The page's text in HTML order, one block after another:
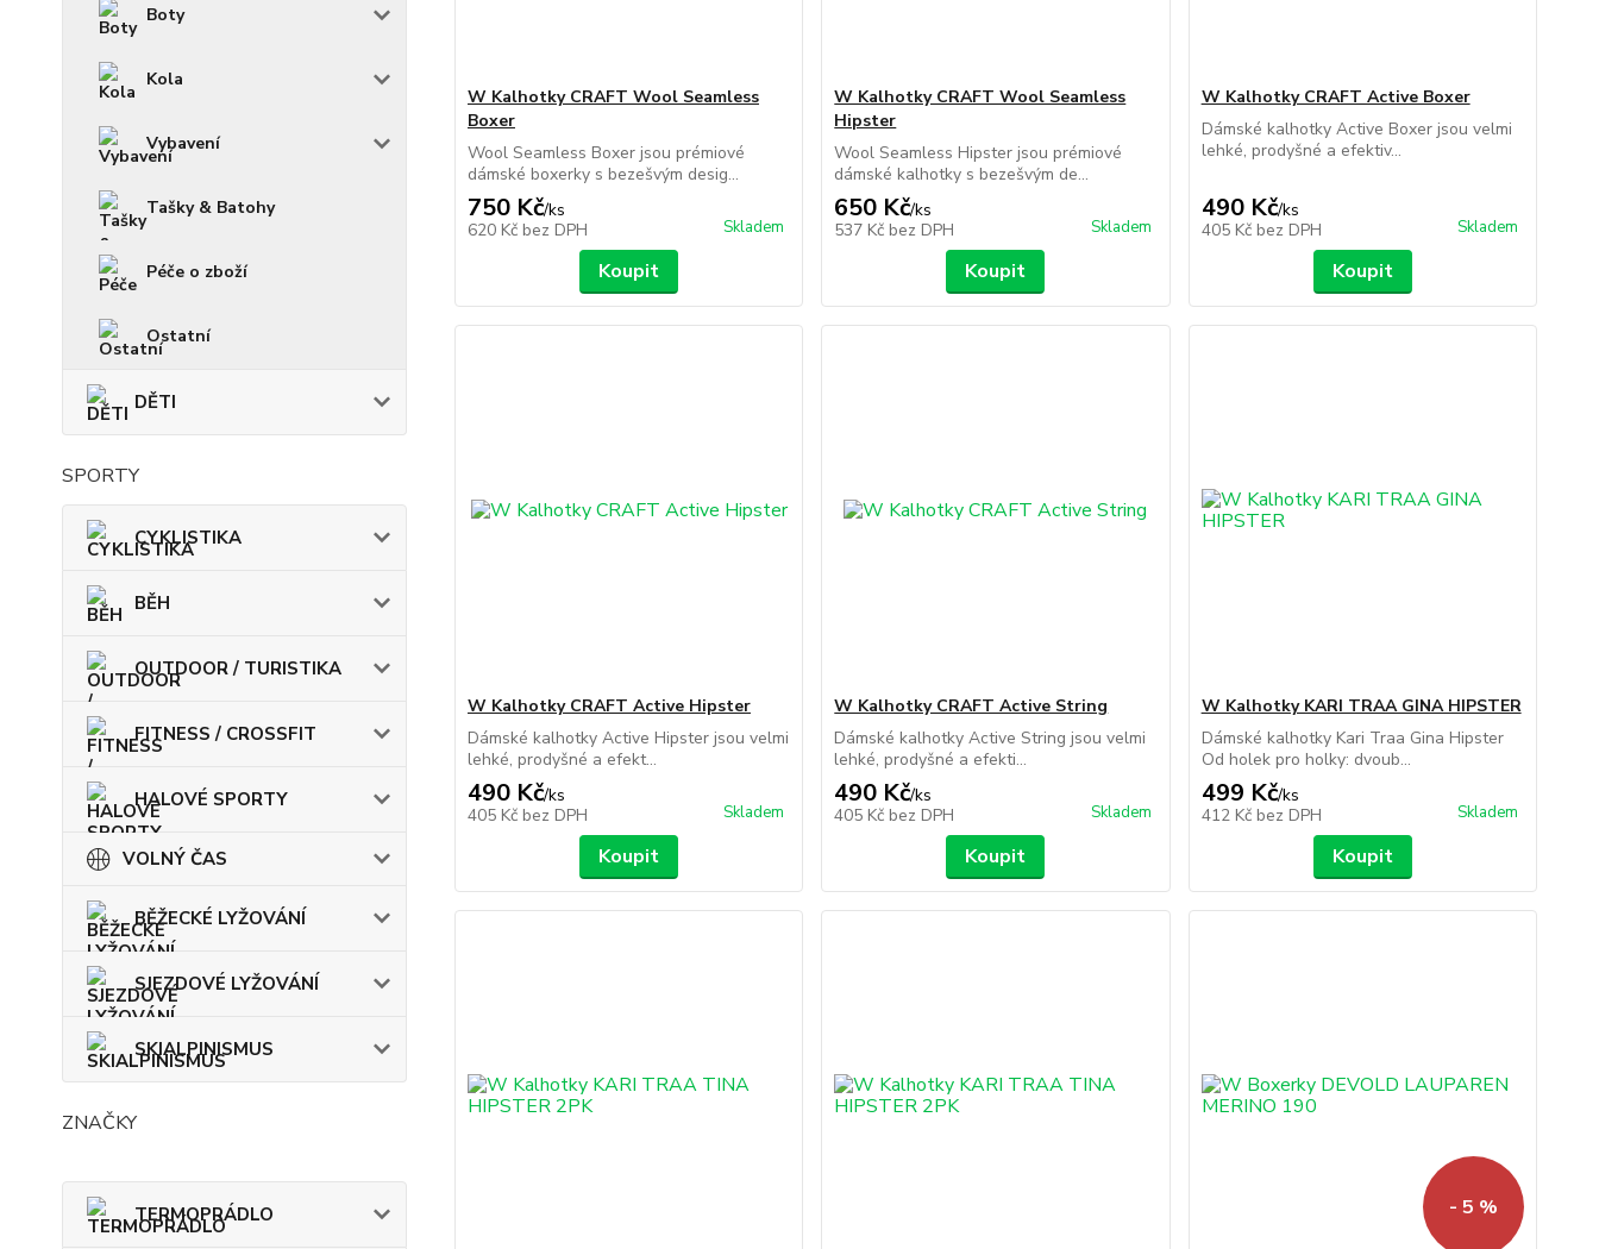
Boty
Kola
Vybavení
Tašky & Batohy
Péče o zboží
Ostatní
DĚTI
SPORTY
CYKLISTIKA
BĚH
OUTDOOR / TURISTIKA
FITNESS / CROSSFIT
HALOVÉ SPORTY
VOLNÝ ČAS
BĚŽECKÉ LYŽOVÁNÍ
SJEZDOVÉ LYŽOVÁNÍ
SKIALPINISMUS
ZNAČKY
TERMOPRÁDLO
W Kalhotky CRAFT Wool Seamless
Boxer
Wool Seamless Boxer jsou prémiové
dámské boxerky s bezešvým desig...
750 Kč/ks
620 Kč bez DPH Skladem
Koupit
W Kalhotky CRAFT Wool Seamless
Hipster
Wool Seamless Hipster jsou prémiové
dámské kalhotky s bezešvým de...
650 Kč/ks
537 Kč bez DPH Skladem
Koupit
W Kalhotky CRAFT Active Boxer
Dámské kalhotky Active Boxer jsou velmi
lehké, prodyšné a efektiv...
490 Kč/ks
405 Kč bez DPH Skladem
Koupit
W Kalhotky CRAFT Active Hipster
Dámské kalhotky Active Hipster jsou velmi
lehké, prodyšné a efekt...
490 Kč/ks
405 Kč bez DPH Skladem
Koupit
W Kalhotky CRAFT Active String
Dámské kalhotky Active String jsou velmi
lehké, prodyšné a efekti...
490 Kč/ks
405 Kč bez DPH Skladem
Koupit
W Kalhotky KARI TRAA GINA HIPSTER
Dámské kalhotky Kari Traa Gina Hipster
Od holek pro holky: dvoub...
499 Kč/ks
412 Kč bez DPH Skladem
Koupit
- 5 %